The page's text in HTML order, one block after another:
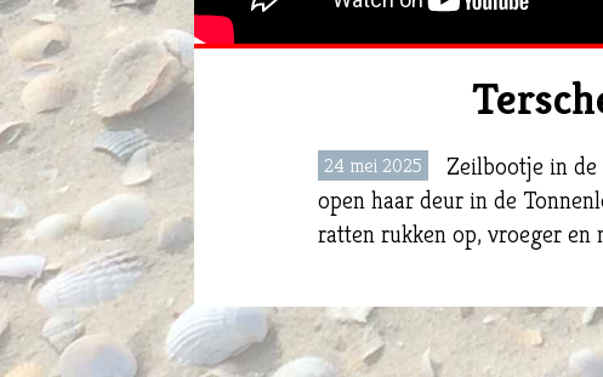
24 mei 2025
Zeilbootje in
open haar deur in de
ratten rukken op, vroeger en